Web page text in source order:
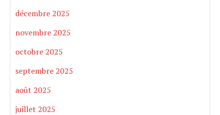
décembre 2025
novembre 2025
octobre 2025
septembre 2025
août 2025
juillet 2025